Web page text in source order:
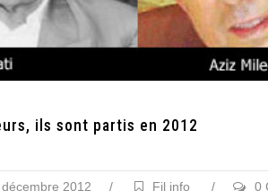
ils sont partis en 2012
2012 / Fil info / 0